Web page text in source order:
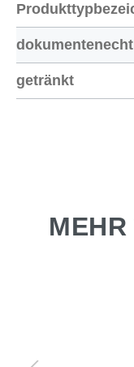
dokumentenecht
getränkt
MEHR